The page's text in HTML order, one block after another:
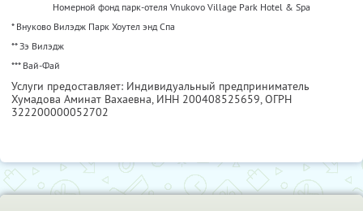
Номерной фонд парк-отеля Vnukovo Village Park Hotel & Spa
* Внуково Вилэдж Парк Хоутел энд Спа
** Зэ Вилэдж
*** Вай-Фай
Услуги предоставляет: Индивидуальный предприниматель
Хумадова Аминат Вахаевна, ИНН 200408525659, ОГРН
322200000052702